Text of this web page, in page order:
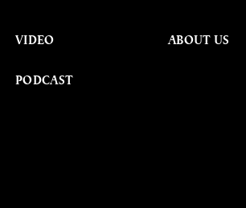
VIDEO
PODCAST
ABOUT US